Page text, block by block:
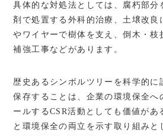
具体的な対処法としては、腐朽部分
剤で処置する外科的治療、土壌改良
やワイヤーで樹体を支え、倒木・枝
補強工事などがあります。
歴史あるシンボルツリーを科学的に
保存することは、企業の環境保全へ
ールするCSR活動としても価値があ
と環境保全の両立を示す取り組みと